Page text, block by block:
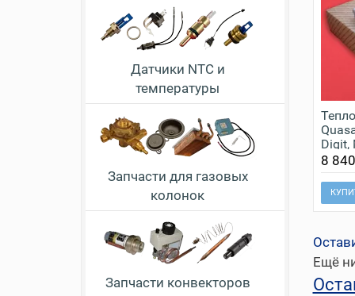
Датчики NTC и
температуры
Запчасти для газовых
колонок
Запчасти конвекторов
Digit,
8
Ещё